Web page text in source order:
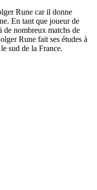
Rune car il donne
En tant que joueur de
de nombreux matchs de
Rune fait ses études à
sud de la France.